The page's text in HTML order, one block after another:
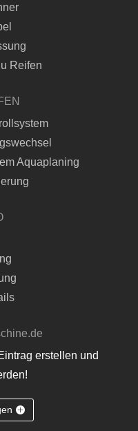
Reifen
Aquaplaning
erstellen und